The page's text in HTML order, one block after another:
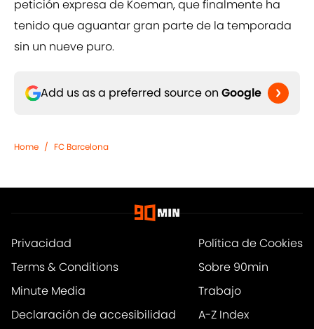
petición expresa de Koeman, que finalmente ha
tenido que aguantar gran parte de la temporada
sin un nueve puro.
Add us as a preferred source on Google
Home / FC Barcelona
Privacidad
Política de Cookies
Terms & Conditions
Sobre 90min
Minute Media
Trabajo
Declaración de accesibilidad
A-Z Index